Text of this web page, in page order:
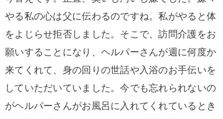
やる私の心は父に伝わるのですね。私がやると体
をよじらせ拒否しました。 そこで、訪問介護をお
願いすることになり、ヘルパーさんが週に何度か
来てくれて、身の回りの世話や入浴のお手伝いを
していただいていました。今でも忘れられないの
がヘルパーさんがお風呂に入れてくれているとき